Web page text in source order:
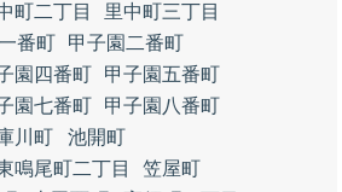
町二丁目
里中町三丁目
番町
甲子園二番町
園四番町
甲子園五番町
園七番町
甲子園八番町
川町
池開町
鳴尾町二丁目
笠屋町